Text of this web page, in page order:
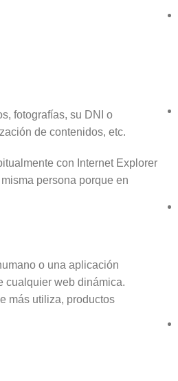
fotografías, su DNI o
de contenidos, etc.
con Internet Explorer
persona porque en
o una aplicación
cualquier web dinámica.
más utiliza, productos